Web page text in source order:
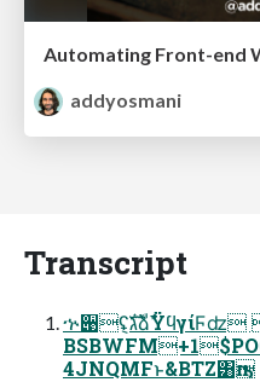
Automating Front-end
addyosmani
Transcript
ኍ੉݈ʢגࣜձࣾΫϥγίϜʣ -
4JNQMFͱ&BTZ͸ҧ͏